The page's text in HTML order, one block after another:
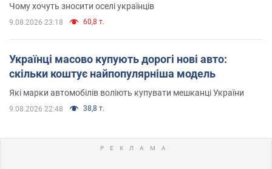
Чому хочуть зносити оселі українців
9.08.2026 23:18 60,8 т.
Українці масово купують дорогі нові авто:
скільки коштує найпопулярніша модель
Які марки автомобілів воліють купувати мешканці України
9.08.2026 22:48 38,8 т.